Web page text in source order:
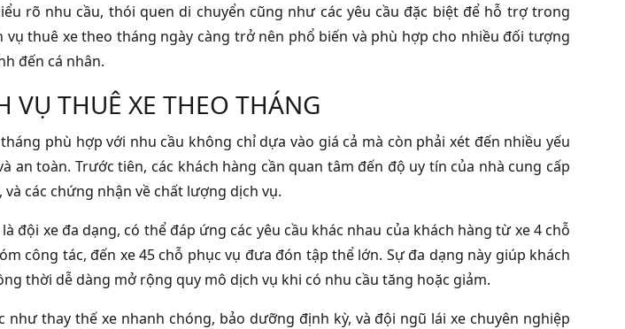
rõ nhu cầu, thói quen di chuyển cũng như các yêu cầu đặc biệt để hỗ trợ trong
thuê xe theo tháng ngày càng trở nên phổ biến và phù hợp cho nhiều đối tượng
đến cá nhân.
VỤ THUÊ XE THEO THÁNG
phù hợp với nhu cầu không chỉ dựa vào giá cả mà còn phải xét đến nhiều yếu
an toàn. Trước tiên, các khách hàng cần quan tâm đến độ uy tín của nhà cung cấp
các chứng nhận về chất lượng dịch vụ.
đội xe đa dạng, có thể đáp ứng các yêu cầu khác nhau của khách hàng từ xe 4 chỗ
công tác, đến xe 45 chỗ phục vụ đưa đón tập thể lớn. Sự đa dạng này giúp khách
thời dễ dàng mở rộng quy mô dịch vụ khi có nhu cầu tăng hoặc giảm.
như thay thế xe nhanh chóng, bảo dưỡng định kỳ, và đội ngũ lái xe chuyên nghiệp